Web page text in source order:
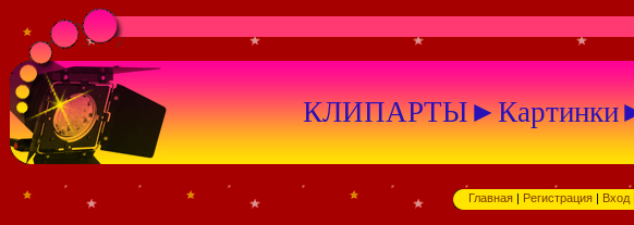
Главная | Регистрация | Вход